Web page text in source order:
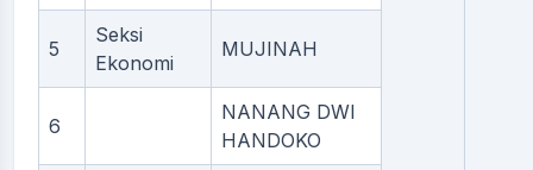
5
Seksi
Ekonomi
MUJINAH
6
NANANG DWI
HANDOKO